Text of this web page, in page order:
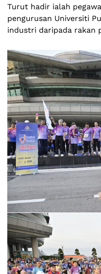
Turut hadir ialah
pengurusan Universiti
industri daripada rakan